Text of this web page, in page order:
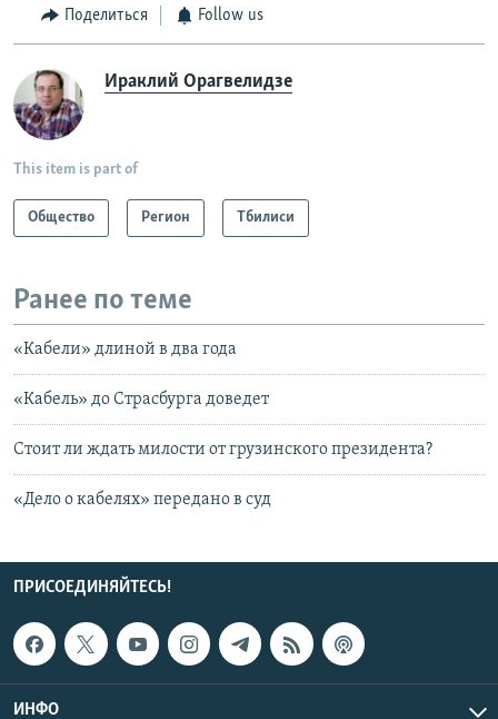
Поделиться Follow us
Ираклий Орагвелидзе
This item is part of
Общество Регион Тбилиси
Ранее по теме
«Кабели» длиной в два года
«Кабель» до Страсбурга доведет
Стоит ли ждать милости от грузинского президента?
«Дело о кабелях» передано в суд
ПРИСОЕДИНЯЙТЕСЬ!
ИНФО